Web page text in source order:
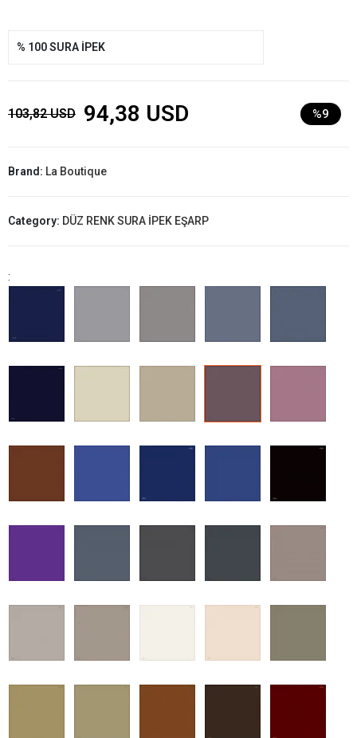
% 100 SURA İPEK
103,82 USD 94,38 USD %9
Brand: La Boutique
Category: DÜZ RENK SURA İPEK EŞARP
: